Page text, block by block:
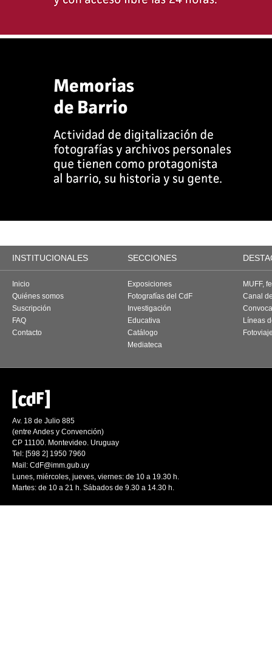
INSTITUCIONALES SECCIONES
Inicio
Quiénes somos
Suscripción
FAQ
Contacto
Exposiciones
Fotografías del CdF
Investigación
Educativa
Catálogo
Mediateca
MUFF,
Canal
Líneas
Av. 18 de Julio 885
(entre Andes y Convención)
CP 11100. Montevideo. Uruguay
Tel: [598 2] 1950 7960
Mail: CdF@imm.gub.uy
Lunes, miércoles, jueves, viernes: de 10 a 19.30 h.
Martes: de 10 a 21 h. Sábados de 9.30 a 14.30 h.